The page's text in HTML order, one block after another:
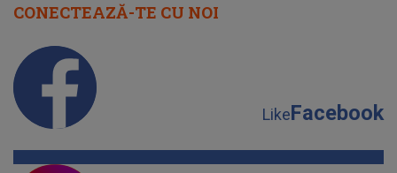
CONECTEAZĂ-TE CU NOI
LikeFacebook